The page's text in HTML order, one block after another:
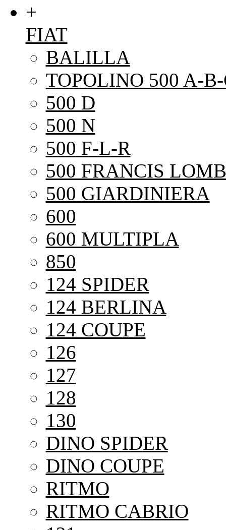
+
FIAT
BALILLA
TOPOLINO 500 A-
500 D
500 N
500 F-L-R
500 FRANCIS
500 GIARDINIERA
600
600 MULTIPLA
850
124 SPIDER
124 BERLINA
124 COUPE
126
127
128
130
DINO SPIDER
DINO COUPE
RITMO
RITMO CABRIO